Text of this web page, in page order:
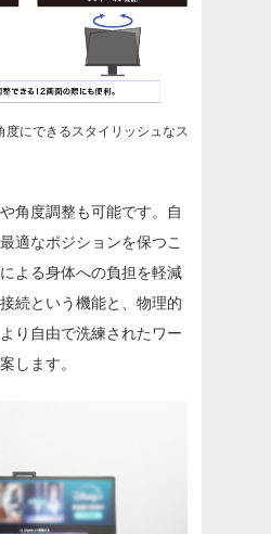
度にできるスタイリッシュなス
角度調整も可能です。自
適なポジションを保つこ
よる身体への負担を軽減
続という機能と、物理的
り自由で洗練されたワー
します。